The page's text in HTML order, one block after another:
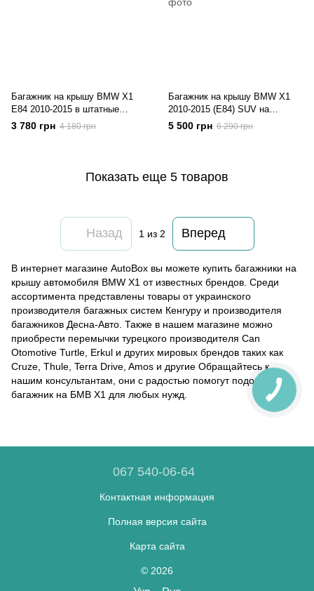
Багажник на крышу BMW X1
E84 2010-2015 в штатные
места Aero
3 780 грн 4 180 грн
Багажник на крышу BMW X1
2010-2015 (E84) SUV на
интегрированные рейлинги
Aguri Runner
5 500 грн 6 290 грн
Показать еще 5 товаров
Назад 1 из 2 Вперед
В интернет магазине AutoBox вы можете купить багажники на
крышу автомобиля BMW X1 от известных брендов. Среди
ассортимента представлены товары от украинского
производителя багажных систем Кенгуру и производителя
багажников Десна-Авто. Также в нашем магазине можно
приобрести перемычки турецкого производителя Can
Otomotive Turtle, Erkul и других мировых брендов таких как
Cruze, Thule, Terra Drive, Amos и другие Обращайтесь к
нашим консультантам, они с радостью помогут подобрать
багажник на БМВ Х1 для любых нужд.
067 540-06-64
Контактная информация
Полная версия сайта
Карта сайта
© 2026